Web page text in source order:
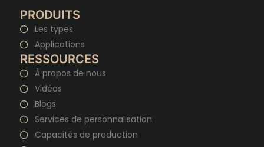
PRODUITS
Les types
Applications
RESSOURCES
À propos de nous
Vidéos
Blogs
Services de personnalisation
Capacités de production